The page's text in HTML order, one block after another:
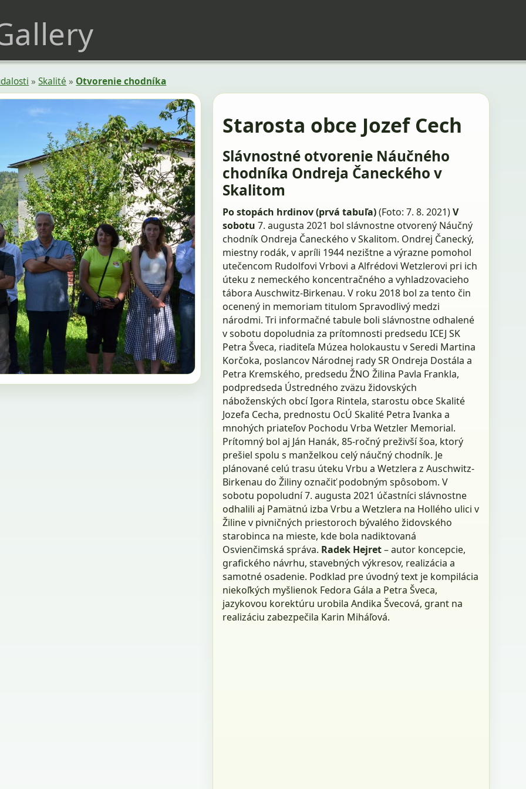
»Skalité » Otvorenie chodníka
Starosta obce Jozef Cech
Slávnostné otvorenie Náučného
chodníka Ondreja Čaneckého v
Skalitom
Po stopách hrdinov (prvá tabuľa)(Foto: 7. 8. 2021)V
sobotu 7. augusta 2021 bol slávnostne otvorený Náučný
chodník Ondreja Čaneckého v Skalitom. Ondrej Čanecký,
miestny rodák, v apríli 1944 nezištne a výrazne pomohol
utečencom Rudolfovi Vrbovi a Alfrédovi Wetzlerovi pri ich
úteku z nemeckého koncentračného a vyhladzovacieho
tábora Auschwitz-Birkenau. V roku 2018 bol za tento čin
ocenený in memoriam titulom Spravodlivý medzi
národmi. Tri informačné tabule boli slávnostne odhalené
v sobotu dopoludnia za prítomnosti predsedu ICEJ SK
Petra Šveca, riaditeľa Múzea holokaustu v Seredi Martina
Korčoka, poslancov Národnej rady SR Ondreja Dostála a
Petra Kremského, predsedu ŽNO Žilina Pavla Frankla,
podpredseda Ústredného zväzu židovských
náboženských obcí Igora Rintela, starostu obce Skalité
Jozefa Cecha, prednostu OcÚ Skalité Petra Ivanka a
mnohých priateľov Pochodu Vrba Wetzler Memorial.
Prítomný bol aj Ján Hanák, 85-ročný preživší šoa, ktorý
prešiel spolu s manželkou celý náučný chodník. Je
plánované celú trasu úteku Vrbu a Wetzlera z Auschwitz-
Birkenau do Žiliny označiť podobným spôsobom. V
sobotu popoludní 7. augusta 2021 účastníci slávnostne
odhalili aj Pamätnú izba Vrbu a Wetzlera na Hollého ulici v
Žiline v pivničných priestoroch bývalého židovského
starobinca na mieste, kde bola nadiktovaná
Osvienčimská správa. Radek Hejret– autor koncepcie,
grafického návrhu, stavebných výkresov, realizácia a
samotné osadenie. Podklad pre úvodný text je kompilácia
niekoľkých myšlienok Fedora Gála a Petra Šveca,
jazykovou korektúru urobila Andika Švecová, grant na
realizáciu zabezpečila Karin Miháľová.